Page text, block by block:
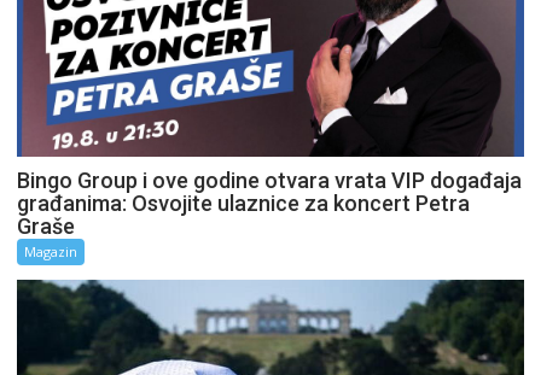
Bingo Group i ove godine otvara vrata VIP događaja
građanima: Osvojite ulaznice za koncert Petra
Graše
Magazin